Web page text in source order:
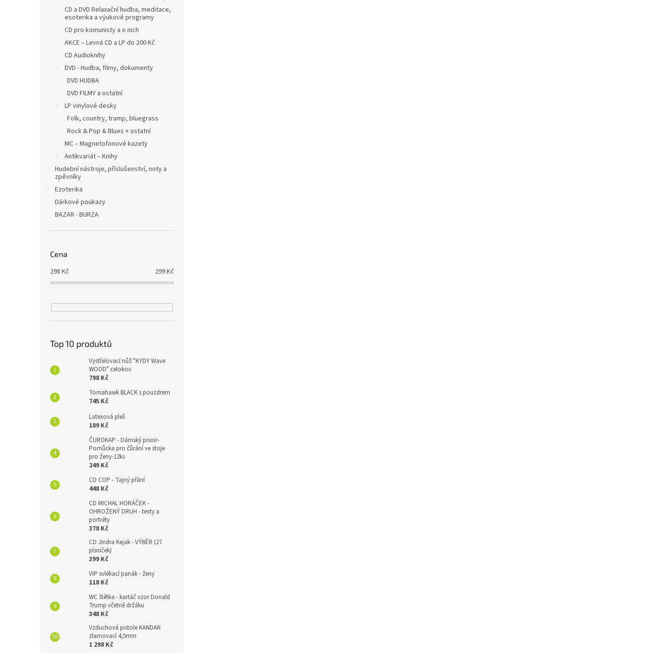
CD a DVD Relaxační hudba, meditace,
esoterika a výukové programy
CD pro komunisty a o nich
AKCE – Levná CD a LP do 200 Kč
CD Audioknihy
DVD - Hudba, filmy, dokumenty
DVD HUDBA
DVD FILMY a ostatní
LP vinylové desky
Folk, country, tramp, bluegrass
Rock & Pop & Blues + ostatní
MC – Magnetofonové kazety
Antikvariát – Knihy
Hudební nástroje, příslušenství, noty a
zpěvníky
Ezoterika
Dárkové poukazy
BAZAR - BURZA
Cena
298 Kč 299Kč
Top 10 produktů
Vystřelovací nůž "KYDY Wave
WOOD" celokov
798 Kč
Tomahawk BLACK s pouzdrem
745 Kč
Latexová pleš
189 Kč
ČUROKAP - Dámský pisoir-
Pomůcka pro čůrání ve stoje
pro ženy-12ks
249 Kč
CD COP - Tajný přání
448 Kč
CD MICHAL HORÁČEK -
OHROŽENÝ DRUH - texty a
portréty
378 Kč
CD Jindra Kejak - VÝBĚR (27
písniček)
399 Kč
VIP svlékací panák - ženy
118 Kč
WC štětka - kartáč vzor Donald
Trump včetně držáku
348 Kč
Vzduchová pistole KANDAR
zlamovací 4,5mm
1 298 Kč